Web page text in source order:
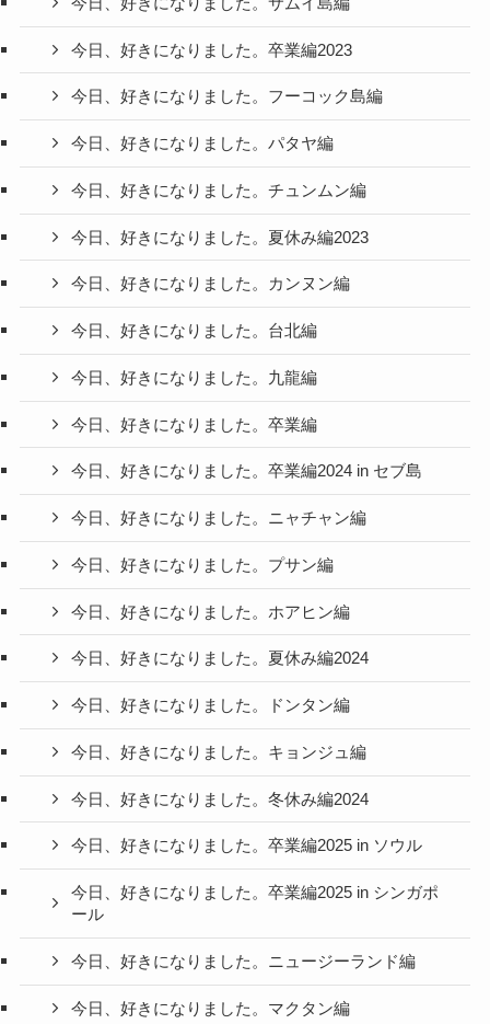
今日、好きになりました。卒業編2023
今日、好きになりました。フーコック島編
今日、好きになりました。パタヤ編
今日、好きになりました。チュンムン編
今日、好きになりました。夏休み編2023
今日、好きになりました。カンヌン編
今日、好きになりました。台北編
今日、好きになりました。九龍編
今日、好きになりました。卒業編
今日、好きになりました。卒業編2024 in セブ島
今日、好きになりました。ニャチャン編
今日、好きになりました。プサン編
今日、好きになりました。ホアヒン編
今日、好きになりました。夏休み編2024
今日、好きになりました。ドンタン編
今日、好きになりました。キョンジュ編
今日、好きになりました。冬休み編2024
今日、好きになりました。卒業編2025 in ソウル
今日、好きになりました。卒業編2025 in シンガポ
ール
今日、好きになりました。ニュージーランド編
今日、好きになりました。マクタン編